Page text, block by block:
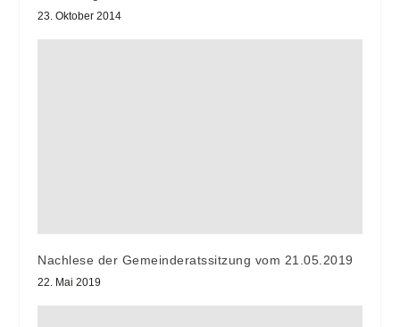
23. Oktober 2014
Nachlese der Gemeinderatssitzung vom 21.05.2019
22. Mai 2019